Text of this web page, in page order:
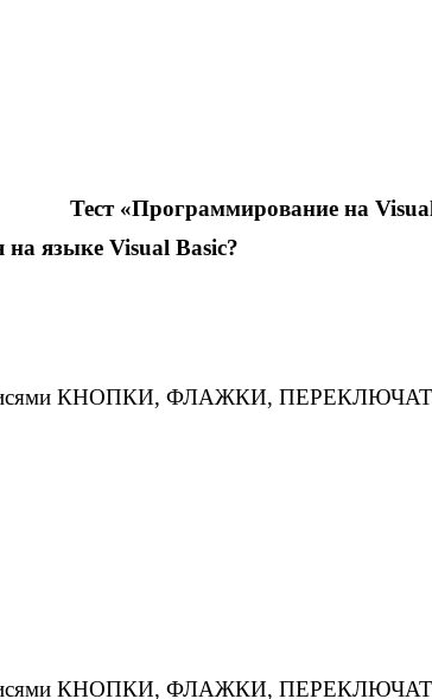
Тест «Программирование на
на языке Visual Basic?
КНОПКИ, ФЛАЖКИ,
КНОПКИ, ФЛАЖКИ,